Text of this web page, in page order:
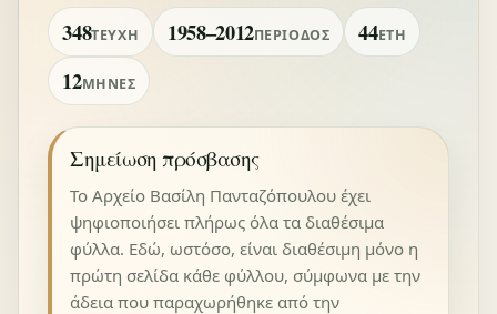
348ΤΕΎΧΗ 1958–2012ΠΕΡΊΟΔΟΣ 44ΈΤΗ
12ΜΉΝΕΣ
Σημείωση πρόσβασης
Το Αρχείο Βασίλη Πανταζόπουλου έχει
ψηφιοποιήσει πλήρως όλα τα διαθέσιμα
φύλλα. Εδώ, ωστόσο, είναι διαθέσιμη μόνο η
πρώτη σελίδα κάθε φύλλου, σύμφωνα με την
άδεια που παραχωρήθηκε από την